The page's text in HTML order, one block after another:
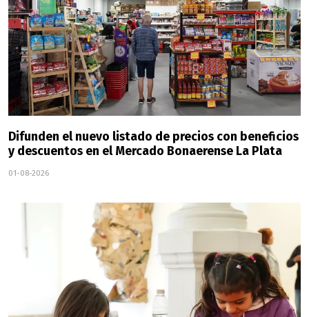
Difunden el nuevo listado de precios con beneficios
y descuentos en el Mercado Bonaerense La Plata
01-08-2026